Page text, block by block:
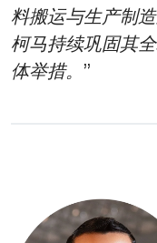
料搬运与生产制
柯马持续巩固其
体举措。 ”